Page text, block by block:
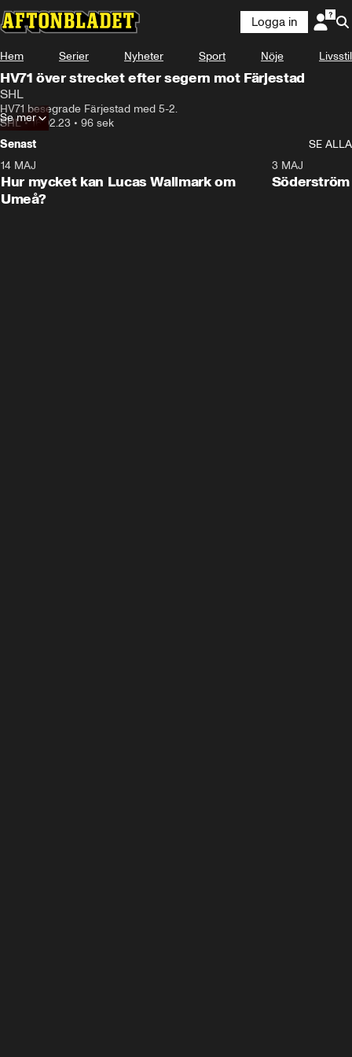
Logga in
Hem Serier Nyheter Sport Nöje Livsstil
HV71 över strecket efter segern mot Färjestad
SHL
HV71 besegrade Färjestad med 5-2.
SHL•16.02.23 • 96 sek
Se mer
Senast
SE ALLA
Plus
14 MAJ
Hur mycket kan Lucas Wallmark om
Umeå?
3 MAJ